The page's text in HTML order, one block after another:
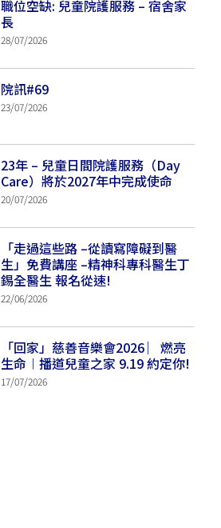
職位空缺: 兒童院護服務 – 宿舍家
長
28/07/2026
院訊#69
23/07/2026
23年 – 兒童日間院護服務（Day
Care）將於2027年中完成使命
20/07/2026
「走過這些路 –從讀寫障礙到醫
生」免費講座 –精神科專科醫生丁
錫全醫生 報名從速!
22/06/2026
「回家」慈善音樂會2026 ︳燃亮
生命︱播道兒童之家 9.19 約定你!
17/07/2026